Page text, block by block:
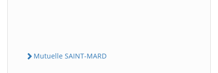
Mutuelle SAINT-MARD